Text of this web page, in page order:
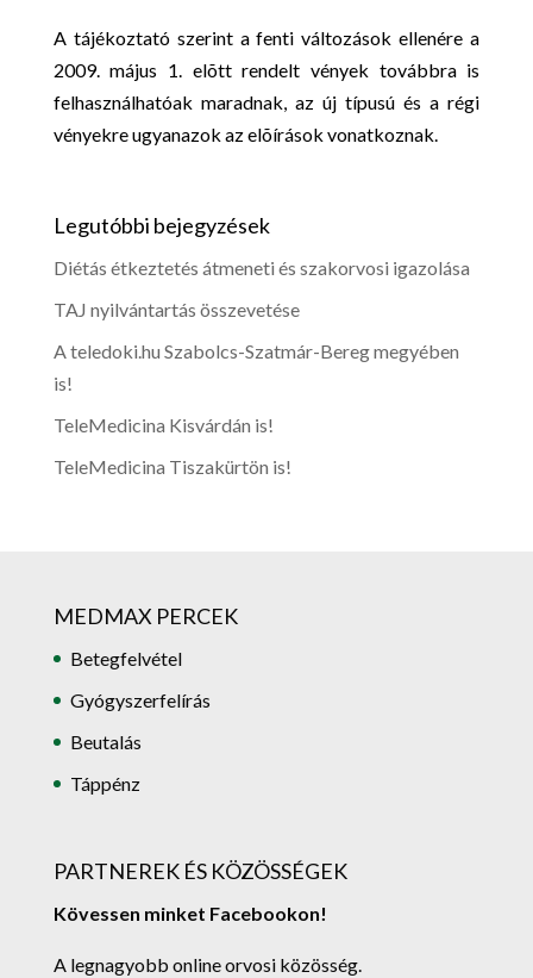
A tájékoztató szerint a fenti változások ellenére a
2009. május 1. elõtt rendelt vények továbbra is
felhasználhatóak maradnak, az új típusú és a régi
vényekre ugyanazok az elõírások vonatkoznak.
Legutóbbi bejegyzések
Diétás étkeztetés átmeneti és szakorvosi igazolása
TAJ nyilvántartás összevetése
A teledoki.hu Szabolcs-Szatmár-Bereg megyében
is!
TeleMedicina Kisvárdán is!
TeleMedicina Tiszakürtön is!
MEDMAX PERCEK
Betegfelvétel
Gyógyszerfelírás
Beutalás
Táppénz
PARTNEREK ÉS KÖZÖSSÉGEK
Kövessen minket Facebookon!
A legnagyobb online orvosi közösség.